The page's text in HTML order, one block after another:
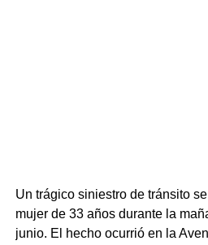
Un trágico siniestro de tránsito
mujer de 33 años durante la
junio. El hecho ocurrió en la